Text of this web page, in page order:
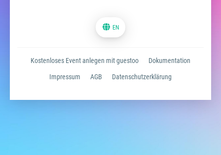
EN
Kostenloses Event anlegen mit guestoo Dokumentation
Impressum AGB Datenschutzerklärung